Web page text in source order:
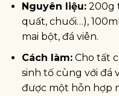
Nguyên liệu:200g
quất, chuối…),
mai bột, đá viên.
Cách làm:Cho tất
sinh tố cùng với đá
được một hỗn hợp